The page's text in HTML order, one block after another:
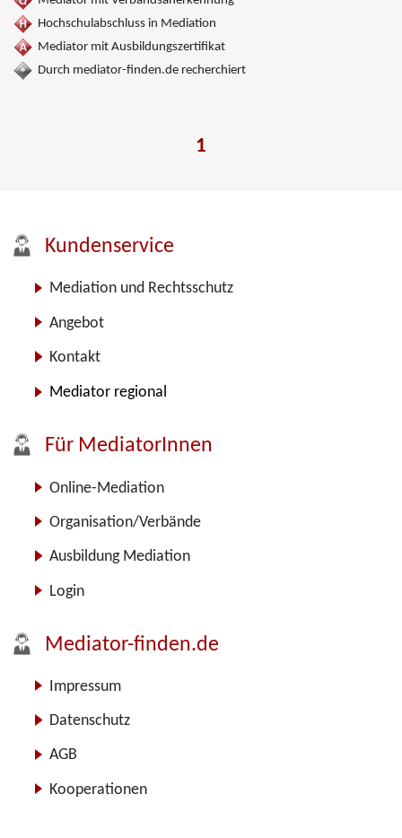
Hochschulabschluss in Mediation
Mediator mit Ausbildungszertifikat
Durch mediator-finden.de recherchiert
1
Kundenservice
Mediation und Rechtsschutz
Angebot
Kontakt
Mediator regional
Für MediatorInnen
Online-Mediation
Organisation/Verbände
Ausbildung Mediation
Login
Mediator-finden.de
Impressum
Datenschutz
AGB
Kooperationen